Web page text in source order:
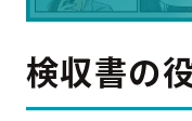
検収書の